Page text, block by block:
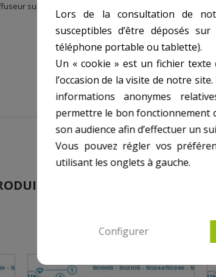
supérieur (sauf sur modèle SO244S)
DANS HAYWARD SIDE
Lors de la consultation de
susceptibles d’être déposés
téléphone portable ou tablette).
Un « cookie » est un fichier
l’occasion de la visite de notre
informations anonymes
permettre le bon fonctionnement
son audience afin d’effectuer un
Vous pouvez régler vos
utilisant les onglets à gauche.
Configurer